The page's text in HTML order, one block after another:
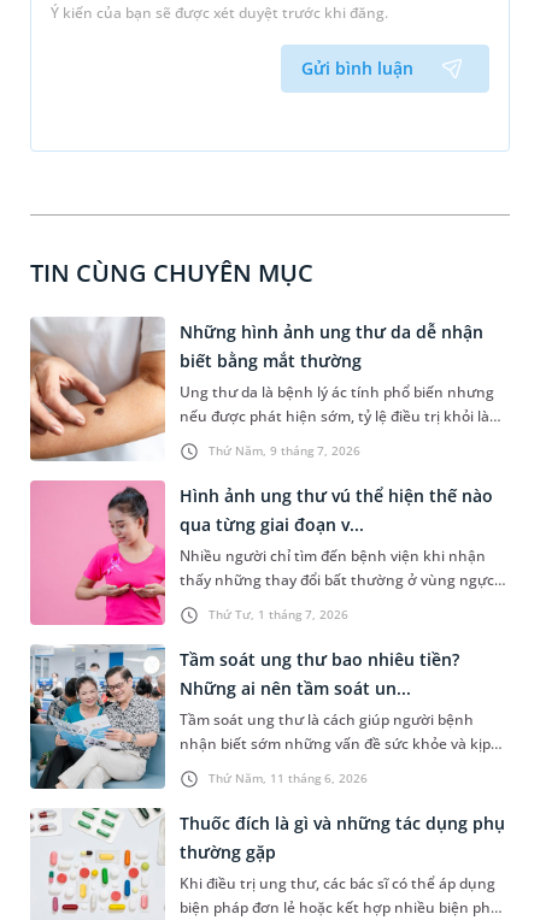
Ý kiến của bạn sẽ được xét duyệt trước khi đăng.
Gửi bình luận
TIN CÙNG CHUYÊN MỤC
Thứ Năm, 9 tháng 7, 2026
Những hình ảnh ung thư da dễ nhận
biết bằng mắt thường
Ung thư da là bệnh lý ác tính phổ biến nhưng
nếu được phát hiện sớm, tỷ lệ điều trị khỏi là
rất cao. Tuy nhiên, ở giai đoạn đầu, các tổn
thương trên da rất dễ bị nhầm lẫn với nốt ruồi
hoặc vết loét lành tính thông thường. Việc chủ
động nhận biết các hình ảnh ung thư da đặc
trưng là rất quan trọng để người bệnh đi thăm
khám kịp thời.
Thứ Tư, 1 tháng 7, 2026
Hình ảnh ung thư vú thể hiện thế nào
qua từng giai đoạn v...
Nhiều người chỉ tìm đến bệnh viện khi nhận
thấy những thay đổi bất thường ở vùng ngực
mà không biết bệnh hoàn toàn có thể phát
hiện sớm nếu chú ý quan sát. Việc tìm hiểu
hình ảnh ung thư vú qua từng giai đoạn không
chỉ giúp nâng cao nhận thức về căn bệnh này
mà còn hỗ trợ phát hiện sớm, từ đó tăng cơ hội
điều trị và cải thiện tiên lượng cho người bệnh.
Thứ Năm, 11 tháng 6, 2026
Tầm soát ung thư bao nhiêu tiền?
Những ai nên tầm soát un...
Tầm soát ung thư là cách giúp người bệnh
nhận biết sớm những vấn đề sức khỏe và kịp
thời điều trị. Bài viết dưới đây sẽ giúp bạn hiểu
rõ hơn về lợi ích của việc tầm soát ung thư, giải
đáp thắc mắc “tầm soát ung thư bao nhiêu
tiền” và những ai cần tầm soát.
Thuốc đích là gì và những tác dụng phụ
thường gặp
Khi điều trị ung thư, các bác sĩ có thể áp dụng
biện pháp đơn lẻ hoặc kết hợp nhiều biện pháp